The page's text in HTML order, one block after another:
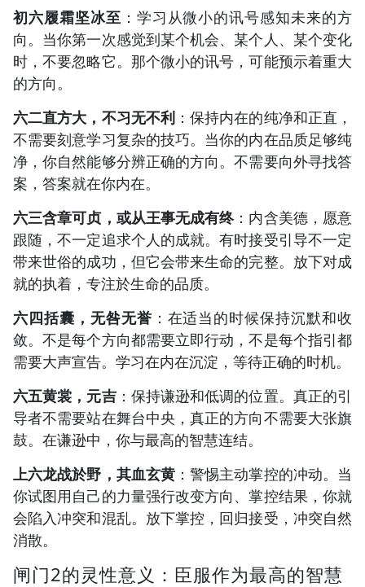
初六履霜坚冰至 ：学习从微小的讯号感知未来的方
向。当你第一次感觉到某个机会、某个人、某个变化
时，不要忽略它。那个微小的讯号，可能预示着重大
的方向。
六二直方大，不习无不利 ：保持内在的纯净和正直，
不需要刻意学习复杂的技巧。当你的内在品质足够纯
净，你自然能够分辨正确的方向。不需要向外寻找答
案，答案就在你内在。
六三含章可贞，或从王事无成有终：内含美德，愿意
跟随，不一定追求个人的成就。有时接受引导不一定
带来世俗的成功，但它会带来生命的完整。放下对成
就的执着，专注於生命的品质。
六四括囊，无咎无誉 ：在适当的时候保持沉默和收
敛。不是每个方向都需要立即行动，不是每个指引都
需要大声宣告。学习在内在沉淀，等待正确的时机。
六五黄裳，元吉：保持谦逊和低调的位置。真正的引
导者不需要站在舞台中央，真正的方向不需要大张旗
鼓。在谦逊中，你与最高的智慧连结。
上六龙战於野，其血玄黄 ：警惕主动掌控的冲动。当
你试图用自己的力量强行改变方向、掌控结果，你就
会陷入冲突和混乱。放下掌控，回归接受，冲突自然
消散。
闸门2的灵性意义：臣服作为最高的智慧